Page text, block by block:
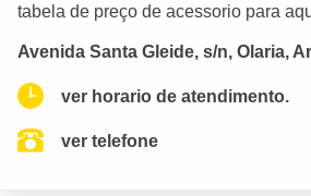
tabela de preço de acessorio para
Avenida Santa Gleide, s/n, Olaria,
ver horario de atendimento.
ver telefone